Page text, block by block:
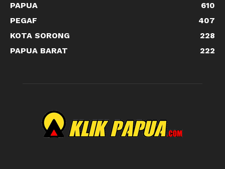
PAPUA
610
PEGAF
407
KOTA SORONG
228
PAPUA BARAT
222